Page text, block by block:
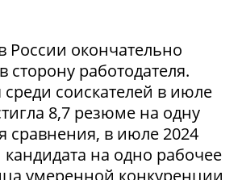
России окончательно
сторону работодателя.
соискателей в июле
8,7 резюме на одну
сравнения, в июле 2024
кандидата на одно рабочее
умеренной конкуренции